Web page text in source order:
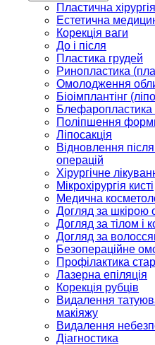
Пластична хірургія
Естетична
Корекція ваги
До і після
Пластика грудей
Ринопластика
Омолодження
Біоімплантінг
Блефаропластика
Поліпшення
Ліпосакція
Відновлення
операцій
Хірургічне
Мікрохірургія кисті
Медична
Догляд за шкірою
Догляд за тілом і
Догляд за
Безопераційне
Профілактика
Лазерна епіляція
Корекція рубців
Видалення
макіяжу
Видалення
Діагностика